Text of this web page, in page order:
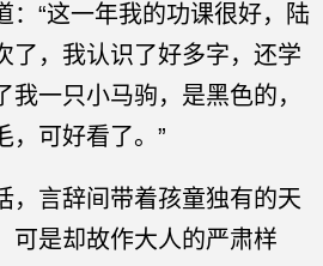
：“这一年我的功课很好，陆
了，我认识了好多字，还学
我一只小马驹，是黑色的，
，可好看了。”
，言辞间带着孩童独有的天
可是却故作大人的严肃样